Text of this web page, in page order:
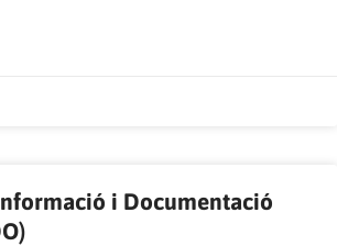
i Documentació